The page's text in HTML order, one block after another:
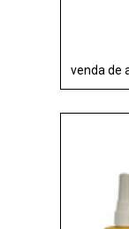
venda de